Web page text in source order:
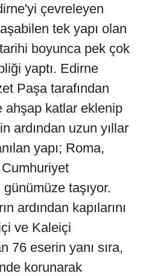
çevreleyen
tek yapı olan
boyunca pek çok
yaptı. Edirne
Paşa tarafından
ahşap katlar eklenip
ardından uzun yıllar
yapı; Roma,
taşıyor.
ardından kapılarını
ve Kaleiçi
76 eserin yanı sıra,
korunarak